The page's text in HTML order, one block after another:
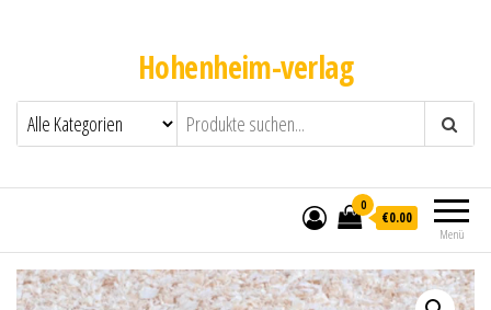
Hohenheim-verlag
Menü
0
€0.00